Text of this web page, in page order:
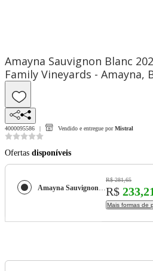
Amayna Sauvignon Blanc
Family Vineyards - Amayna,
4000095586 Vendido e entregue por Mistral
Ofertas disponíveis
Amayna Sauvignon Blanc 2024 (Garcés Silva Family Vineyards - Amayna, Boya) 750ml
R$ 281,65
R$ 233,21
Mais formas de